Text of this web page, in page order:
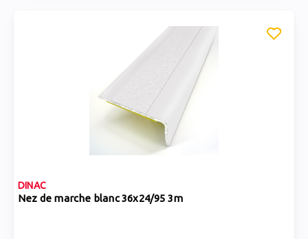
DINAC
Nez de marche blanc 36x24/95 3m